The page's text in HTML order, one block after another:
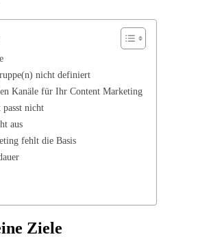
nicht definiert
Kanäle für Ihr Content Marketing
nicht
aus
fehlt die Basis
Ziele